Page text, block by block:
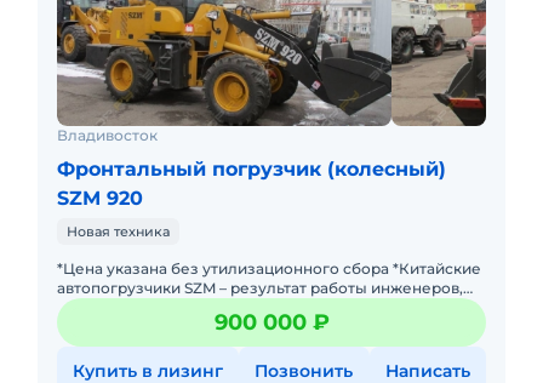
Владивосток
Фронтальный погрузчик (колесный)
SZM 920
Новая техника
*Цена указана без утилизационного сбора *Китайские
автопогрузчики SZM – результат работы инженеров,
имеющих большой практический опыт в производстве
спецтехники
900 000 ₽
Купить в лизинг Позвонить Написать